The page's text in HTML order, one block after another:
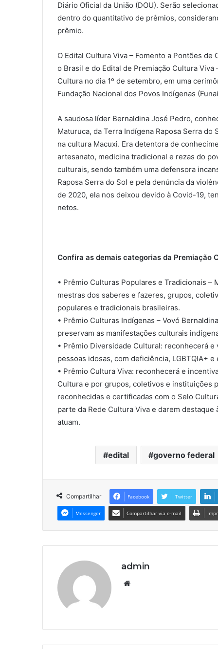
Diário Oficial da União (DOU). Serão
dentro do quantitativo de prêmios,
prêmio.
O Edital Cultura Viva – Fomento a Pontões
o Brasil e do Edital de Premiação Cultura
Cultura no dia 1º de setembro, em uma
Fundação Nacional dos Povos Indígenas
A saudosa líder Bernaldina José Pedro,
Maturuca, da Terra Indígena Raposa Serra
na cultura Macuxi. Era detentora de
artesanato, medicina tradicional e rezas do
culturais, sendo também uma defensora
Raposa Serra do Sol e pela denúncia da
de 2020, ela nos deixou devido à Covid-19,
netos.
Confira as demais categorias da Premiação
• Prêmio Culturas Populares e Tradicionais –
mestras dos saberes e fazeres, grupos,
populares e tradicionais brasileiras.
• Prêmio Culturas Indígenas – Vovó
preservam as manifestações culturais
• Prêmio Diversidade Cultural: reconhecerá
pessoas idosas, com deficiência, LGBTQIA+
• Prêmio Cultura Viva: reconhecerá e
Cultura e por grupos, coletivos e instituições
reconhecidas e certificadas com o Selo
parte da Rede Cultura Viva e darem
atuam.
edital governo federal
Compartilhar Facebook Twitter
Messenger Compartilhar via e-mail
admin